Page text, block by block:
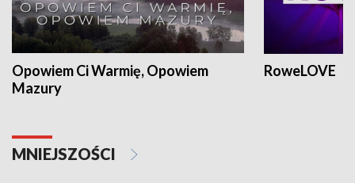
Opowiem Ci Warmię, Opowiem
Mazury
RoweLOVE
MNIEJSZOŚCI